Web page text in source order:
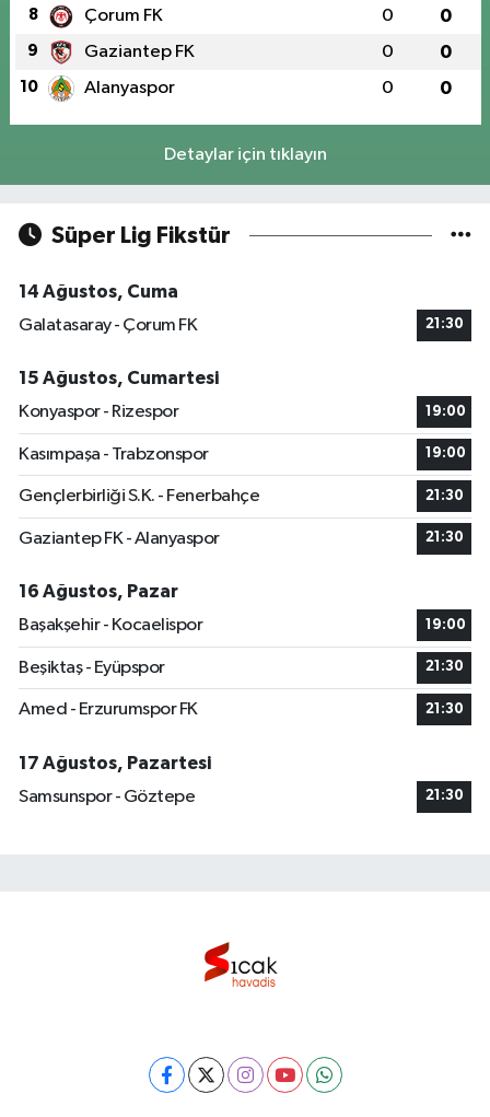
8 Çorum FK 0 0
9 Gaziantep FK 0 0
10 Alanyaspor 0 0
Detaylar için tıklayın
Süper Lig Fikstür
14 Ağustos, Cuma
Galatasaray - Çorum FK
21:30
15 Ağustos, Cumartesi
Konyaspor - Rizespor
19:00
Kasımpaşa - Trabzonspor 19:00
Gençlerbirliği S.K. - Fenerbahçe 21:30
Gaziantep FK - Alanyaspor 21:30
16 Ağustos, Pazar
Başakşehir - Kocaelispor
19:00
Beşiktaş - Eyüpspor 21:30
Amed - Erzurumspor FK 21:30
17 Ağustos, Pazartesi
Samsunspor - Göztepe
21:30